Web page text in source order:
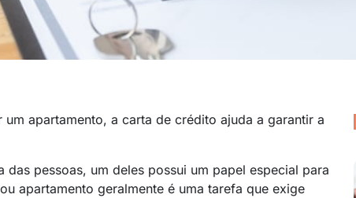
apartamento, a carta de crédito ajuda a garantir a
pessoas, um deles possui um papel especial para
apartamento geralmente é uma tarefa que exige